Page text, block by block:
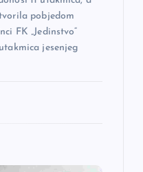
pobjedom
FK „Jedinstvo“
jesenjeg